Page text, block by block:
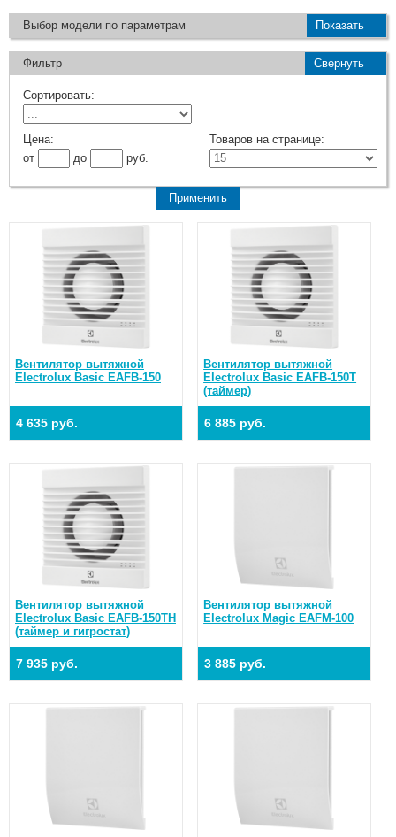
Выбор модели по параметрам Показать
Фильтр Свернуть
Сортировать:
Цена:
от
до руб.
Товаров на странице:
Вентилятор вытяжной
Electrolux Basic EAFB-150
4 635 руб.
Вентилятор вытяжной
Electrolux Basic EAFB-150T
(таймер)
6 885 руб.
Вентилятор вытяжной
Electrolux Basic EAFB-150TH
(таймер и гигростат)
7 935 руб.
Вентилятор вытяжной
Electrolux Magic EAFM-100
3 885 руб.